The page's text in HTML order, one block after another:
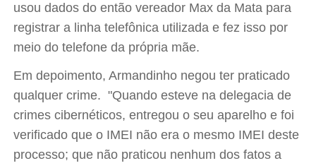
usou dados do então vereador Max da Mata para
registrar a linha telefônica utilizada e fez isso por
meio do telefone da própria mãe.
Em depoimento, Armandinho negou ter praticado
qualquer crime. "Quando esteve na delegacia de
crimes cibernéticos, entregou o seu aparelho e foi
verificado que o IMEI não era o mesmo IMEI deste
processo; que não praticou nenhum dos fatos a